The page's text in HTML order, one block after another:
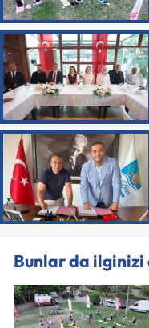
Bunlar da